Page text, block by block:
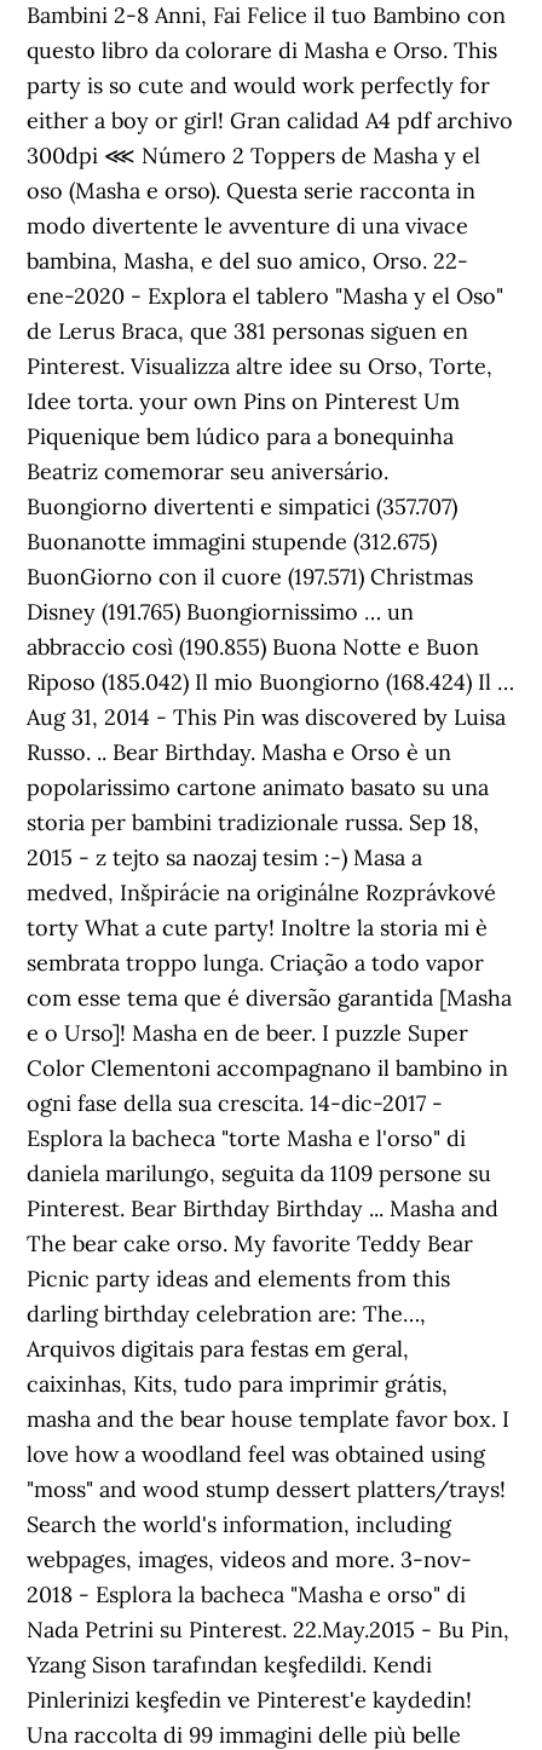
Bambini 2-8 Anni, Fai Felice il tuo Bambino con
questo libro da colorare di Masha e Orso. This
party is so cute and would work perfectly for
either a boy or girl! Gran calidad A4 pdf archivo
300dpi ⋘ Número 2 Toppers de Masha y el
oso (Masha e orso). Questa serie racconta in
modo divertente le avventure di una vivace
bambina, Masha, e del suo amico, Orso. 22-
ene-2020 - Explora el tablero "Masha y el Oso"
de Lerus Braca, que 381 personas siguen en
Pinterest. Visualizza altre idee su Orso, Torte,
Idee torta. your own Pins on Pinterest Um
Piquenique bem lúdico para a bonequinha
Beatriz comemorar seu aniversário.
Buongiorno divertenti e simpatici (357.707)
Buonanotte immagini stupende (312.675)
BuonGiorno con il cuore (197.571) Christmas
Disney (191.765) Buongiornissimo … un
abbraccio così (190.855) Buona Notte e Buon
Riposo (185.042) Il mio Buongiorno (168.424) Il …
Aug 31, 2014 - This Pin was discovered by Luisa
Russo. .. Bear Birthday. Masha e Orso è un
popolarissimo cartone animato basato su una
storia per bambini tradizionale russa. Sep 18,
2015 - z tejto sa naozaj tesim :-) Masa a
medved, Inšpirácie na originálne Rozprávkové
torty What a cute party! Inoltre la storia mi è
sembrata troppo lunga. Criação a todo vapor
com esse tema que é diversão garantida [Masha
e o Urso]! Masha en de beer. I puzzle Super
Color Clementoni accompagnano il bambino in
ogni fase della sua crescita. 14-dic-2017 -
Esplora la bacheca "torte Masha e l'orso" di
daniela marilungo, seguita da 1109 persone su
Pinterest. Bear Birthday Birthday ... Masha and
The bear cake orso. My favorite Teddy Bear
Picnic party ideas and elements from this
darling birthday celebration are: The…,
Arquivos digitais para festas em geral,
caixinhas, Kits, tudo para imprimir grátis,
masha and the bear house template favor box. I
love how a woodland feel was obtained using
"moss" and wood stump dessert platters/trays!
Search the world's information, including
webpages, images, videos and more. 3-nov-
2018 - Esplora la bacheca "Masha e orso" di
Nada Petrini su Pinterest. 22.May.2015 - Bu Pin,
Yzang Sison tarafından keşfedildi. Kendi
Pinlerinizi keşfedin ve Pinterest'e kaydedin!
Una raccolta di 99 immagini delle più belle